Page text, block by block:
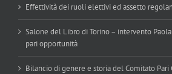
Effettività dei ruoli elettivi ed assetto
Salone del Libro di Torino – intervento
pari opportunità
Bilancio di genere e storia del Comitato Pari